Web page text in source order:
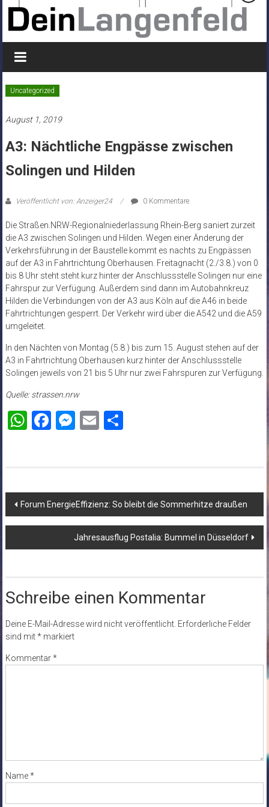
Uncategorized
August 1, 2019
A3: Nächtliche Engpässe zwischen
Solingen und Hilden
Veröffentlicht von: Anzeiger24 0 Kommentare
Die Straßen.NRW-Regionalniederlassung Rhein-Berg saniert zurzeit
die A3 zwischen Solingen und Hilden. Wegen einer Änderung der
Verkehrsführung in der Baustelle kommt es nachts zu Engpässen
auf der A3 in Fahrtrichtung Oberhausen. Freitagnacht (2./3.8.) von 0
bis 8 Uhr steht steht kurz hinter der Anschlussstelle Solingen nur eine
Fahrspur zur Verfügung. Außerdem sind dann im Autobahnkreuz
Hilden die Verbindungen von der A3 aus Köln auf die A46 in beide
Fahrtrichtungen gesperrt. Der Verkehr wird über die A542 und die A59
umgeleitet.
In den Nächten von Montag (5.8.) bis zum 15. August stehen auf der
A3 in Fahrtrichtung Oberhausen kurz hinter der Anschlussstelle
Solingen jeweils von 21 bis 5 Uhr nur zwei Fahrspuren zur Verfügung.
Quelle: strassen.nrw
WhatsApp
Facebook
Messenger
EmailTeilen
Beitragsnavigation
Forum EnergieEffizienz: So bleibt die Sommerhitze draußen
Jahresausflug Postalia: Bummel in Düsseldorf
Schreibe einen Kommentar
Deine E-Mail-Adresse wird nicht veröffentlicht. Erforderliche Felder
sind mit*markiert
Kommentar*
Name*